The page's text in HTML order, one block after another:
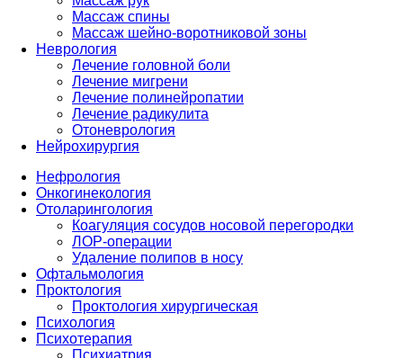
Массаж спины
Массаж шейно-воротниковой зоны
Неврология
Лечение головной боли
Лечение мигрени
Лечение полинейропатии
Лечение радикулита
Отоневрология
Нейрохирургия
Нефрология
Онкогинекология
Отоларингология
Коагуляция сосудов носовой перегородки
ЛОР-операции
Удаление полипов в носу
Офтальмология
Проктология
Проктология хирургическая
Психология
Психотерапия